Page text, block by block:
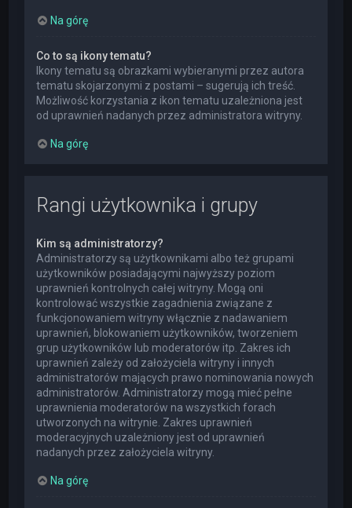
Na górę
Co to są ikony tematu?
Ikony tematu są obrazkami wybieranymi przez autora
tematu skojarzonymi z postami – sugerują ich treść.
Możliwość korzystania z ikon tematu uzależniona jest
od uprawnień nadanych przez administratora witryny.
Na górę
Rangi użytkownika i grupy
Kim są administratorzy?
Administratorzy są użytkownikami albo też grupami
użytkowników posiadającymi najwyższy poziom
uprawnień kontrolnych całej witryny. Mogą oni
kontrolować wszystkie zagadnienia związane z
funkcjonowaniem witryny włącznie z nadawaniem
uprawnień, blokowaniem użytkowników, tworzeniem
grup użytkowników lub moderatorów itp. Zakres ich
uprawnień zależy od założyciela witryny i innych
administratorów mających prawo nominowania nowych
administratorów. Administratorzy mogą mieć pełne
uprawnienia moderatorów na wszystkich forach
utworzonych na witrynie. Zakres uprawnień
moderacyjnych uzależniony jest od uprawnień
nadanych przez założyciela witryny.
Na górę